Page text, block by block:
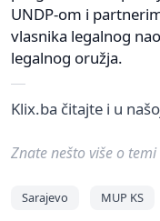
UNDP-om i
vlasnika legalnog
legalnog oružja.
Klix.ba čitajte i u
Znate nešto više o
Sarajevo MUP KS